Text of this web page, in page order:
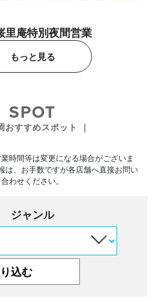
里庵特別夜間営業
もっと見る
SPOT
おすすめスポット ｜
時間等は変更になる場合がございま
は、お手数ですが各店舗へ直接お問い
合わせください。
ジャンル